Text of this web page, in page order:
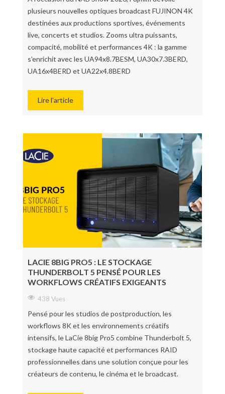
plusieurs nouvelles optiques broadcast FUJINON 4K
destinées aux productions sportives, événements
live, concerts et studios. Zooms ultra puissants,
compacité, mobilité et performances 4K : la gamme
s’enrichit avec les UA94x8.7BESM, UA30x7.3BERD,
UA16x4BERD et UA22x4.8BERD
Lire l'article
LACIE 8BIG PRO5 : LE STOCKAGE
THUNDERBOLT 5 PENSÉ POUR LES
WORKFLOWS CRÉATIFS EXIGEANTS
438 Vues
Pensé pour les studios de postproduction, les
workflows 8K et les environnements créatifs
intensifs, le LaCie 8big Pro5 combine Thunderbolt 5,
stockage haute capacité et performances RAID
professionnelles dans une solution conçue pour les
créateurs de contenu, le cinéma et le broadcast.